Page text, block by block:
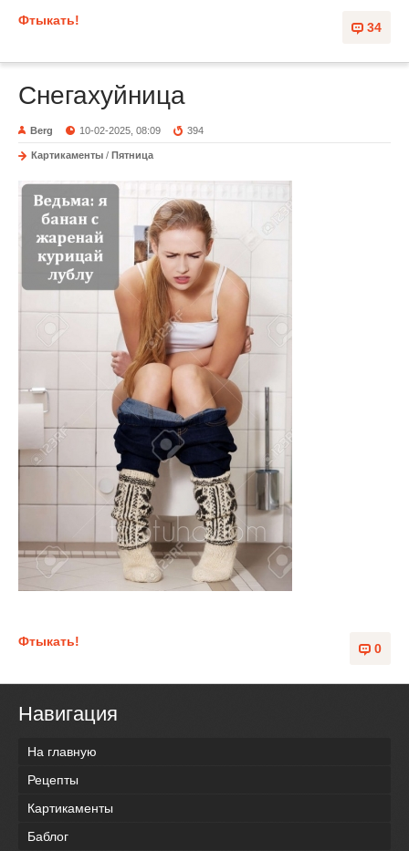
34
Фтыкать!
Снегахуйница
Berg 10-02-2025, 08:09 394
Картикаменты / Пятница
0
Фтыкать!
Навигация
На главную
Рецепты
Картикаменты
Баблог